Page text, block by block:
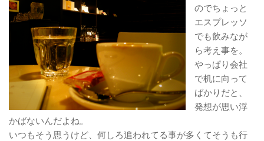
のでちょっと
エスプレッソ
でも飲みなが
ら考え事を。
やっぱり会社
で机に向って
ばかりだと、
発想が思い浮
かばないんだよね。
いつもそう思うけど、何しろ追われてる事が多くてそうも行